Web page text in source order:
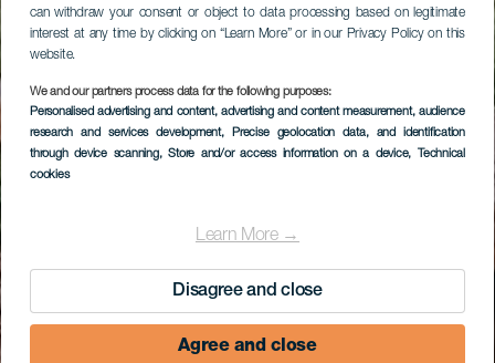
can withdraw your consent or object to data processing based on legitimate
interest at any time by clicking on “Learn More” or in our Privacy Policy on this
website.
We and our partners process data for the following purposes:
Personalised advertising and content, advertising and content measurement, audience
research and services development, Precise geolocation data, and identification
through device scanning, Store and/or access information on a device, Technical
cookies
Learn More →
Disagree and close
Agree and close